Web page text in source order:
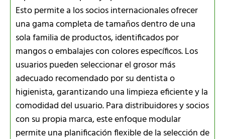
Esto permite a los socios internacionales ofrecer
una gama completa de tamaños dentro de una
sola familia de productos, identificados por
mangos o embalajes con colores específicos. Los
usuarios pueden seleccionar el grosor más
adecuado recomendado por su dentista o
higienista, garantizando una limpieza eficiente y la
comodidad del usuario. Para distribuidores y socios
con su propia marca, este enfoque modular
permite una planificación flexible de la selección de